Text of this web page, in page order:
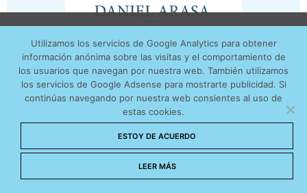
Utilizamos los servicios de Google Analytics para obtener
información anónima sobre las visitas y el comportamiento de
los usuarios que navegan por nuestra web. También utilizamos
los servicios de Google Adsense para mostrarte publicidad. Si
continúas navegando por nuestra web consientes al uso de
estas cookies.
ESTOY DE ACUERDO
LEER MÁS
tráfico web que recibimos y conocer los servicios que
más os interesan. Puede cambiar las preferencias y
obtener más información sobre las cookies que
utilizamos en nuestra Política de cookies
Aceptar cookies
No permitir cookies